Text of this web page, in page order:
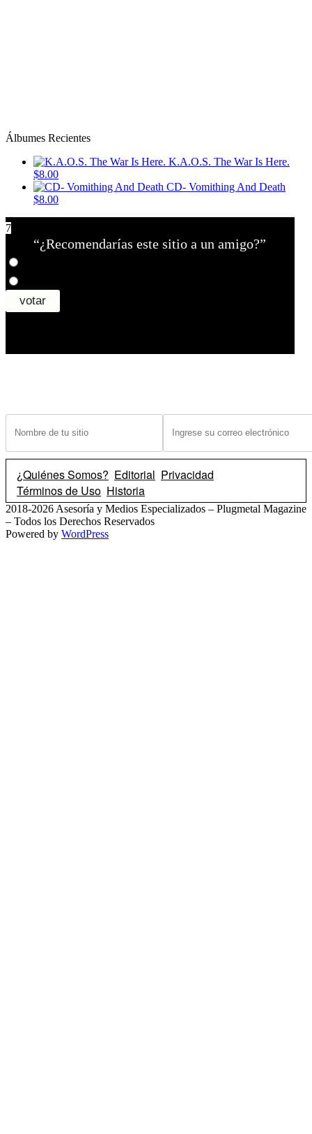
Álbumes Recientes
K.A.O.S. The War Is Here.
$8.00
CD- Vomithing And Death
$8.00
7
“¿Recomendarías este sitio a un amigo?”
¿Quiénes Somos? Editorial Privacidad
Términos de Uso Historia
2018-2026 Asesoría y Medios Especializados – Plugmetal Magazine
– Todos los Derechos Reservados
Powered by WordPress